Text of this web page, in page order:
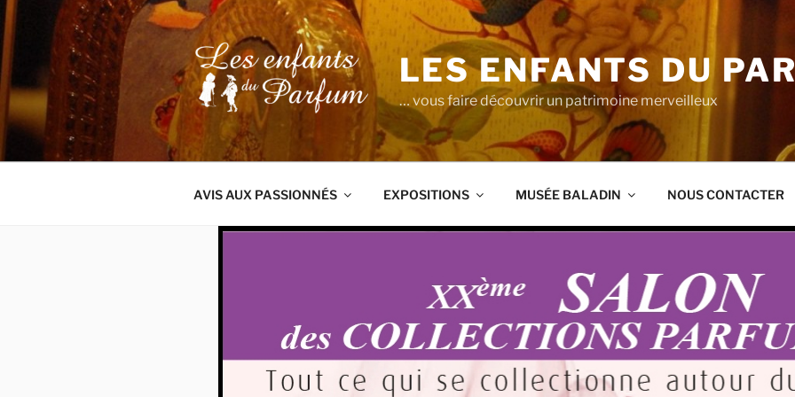
Aller
au
contenu
principal
LES ENFANTS DU
… vous faire découvrir un patrimoine merveilleux
AVIS AUX PASSIONNÉS EXPOSITIONS MUSÉE BALADIN NOUS CONTACTER